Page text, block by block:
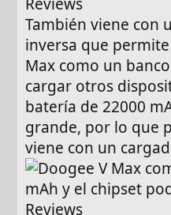
También viene con
inversa que
Max como un
cargar otros
batería de 22000
grande, por lo que
viene con un